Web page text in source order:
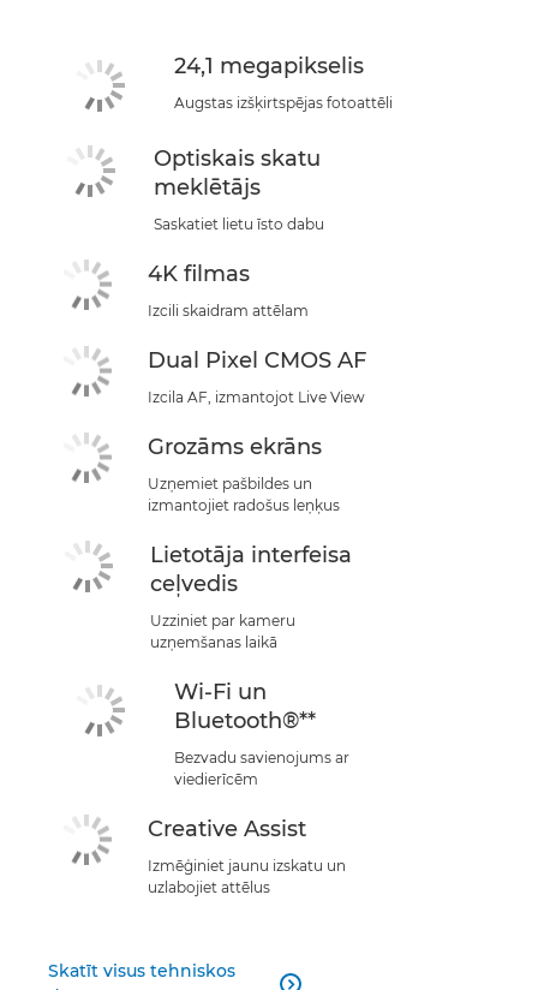
24,1 megapikselis
Augstas izšķirtspējas fotoattēli
Optiskais skatu
meklētājs
Saskatiet lietu īsto dabu
4K filmas
Izcili skaidram attēlam
Dual Pixel CMOS AF
Izcila AF, izmantojot Live View
Grozāms ekrāns
Uzņemiet pašbildes un
izmantojiet radošus leņķus
Lietotāja interfeisa
ceļvedis
Uzziniet par kameru
uzņemšanas laikā
Wi-Fi un
Bluetooth®**
Bezvadu savienojums ar
viedierīcēm
Creative Assist
Izmēģiniet jaunu izskatu un
uzlabojiet attēlus
Skatīt visus tehniskos
